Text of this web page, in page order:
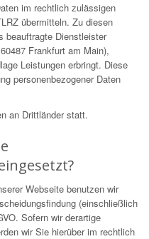
im rechtlich zulässigen
übermitteln. Zu diesen
beauftragte Dienstleister
Frankfurt am Main),
Leistungen erbringt. Diese
personenbezogener Daten
an Drittländer statt.
Webseite benutzen wir
(einschließlich
Sofern wir derartige
wir Sie hierüber im rechtlich